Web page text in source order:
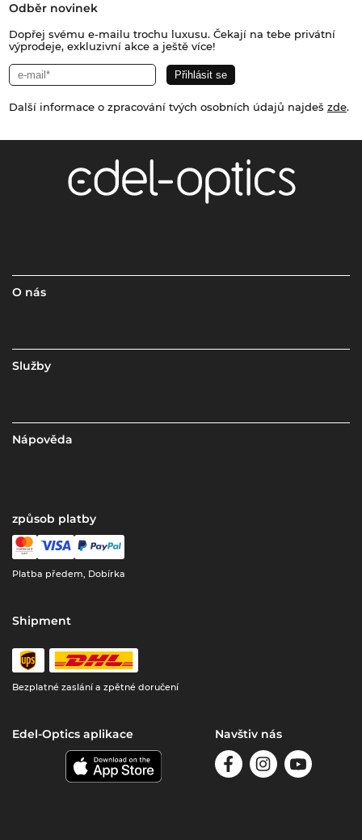
Odběr novinek
Dopřej svému e-mailu trochu luxusu. Čekají na tebe privátní
výprodeje, exkluzivní akce a ještě více!
Další informace o zpracování tvých osobních údajů najdeš zde.
O nás
Služby
Nápověda
způsob platby
Platba předem, Dobírka
Shipment
Bezplatné zaslání a zpětné doručení
Edel-Optics aplikace Navštiv nás